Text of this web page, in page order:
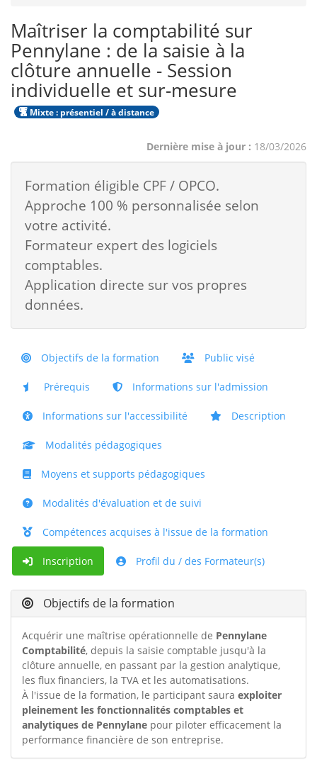
Maîtriser la comptabilité sur
Pennylane : de la saisie à la
clôture annuelle - Session
individuelle et sur-mesure
Mixte : présentiel / à distance
Dernière mise à jour : 18/03/2026
Formation éligible CPF / OPCO.
Approche 100 % personnalisée selon
votre activité.
Formateur expert des logiciels
comptables.
Application directe sur vos propres
données.
Objectifs de la formation Public visé
Prérequis Informations sur l'admission
Informations sur l'accessibilité Description
Modalités pédagogiques
Moyens et supports pédagogiques
Modalités d'évaluation et de suivi
Compétences acquises à l'issue de la formation
Inscription Profil du / des Formateur(s)
Objectifs de la formation
Acquérir une maîtrise opérationnelle de Pennylane
Comptabilité, depuis la saisie comptable jusqu'à la
clôture annuelle, en passant par la gestion analytique,
les flux financiers, la TVA et les automatisations.
À l'issue de la formation, le participant saura exploiter
pleinement les fonctionnalités comptables et
analytiques de Pennylane pour piloter efficacement la
performance financière de son entreprise.